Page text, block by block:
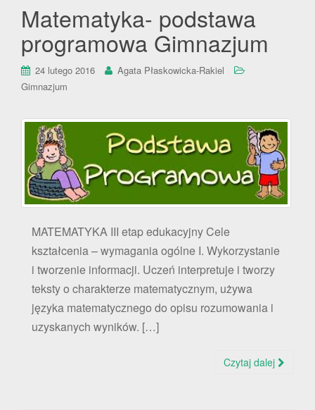
Matematyka- podstawa
programowa Gimnazjum
24 lutego 2016
Agata Płaskowicka-Rakiel
Gimnazjum
MATEMATYKA III etap edukacyjny Cele
kształcenia – wymagania ogólne I. Wykorzystanie
i tworzenie informacji. Uczeń interpretuje i tworzy
teksty o charakterze matematycznym, używa
języka matematycznego do opisu rozumowania i
uzyskanych wyników. […]
Czytaj dalej